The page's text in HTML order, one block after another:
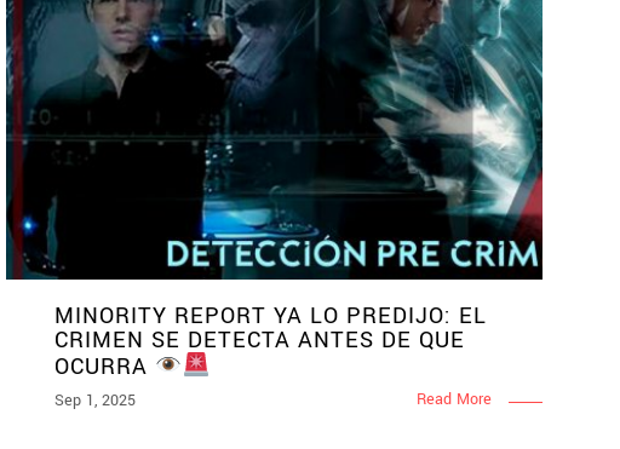
MINORITY REPORT YA LO PREDIJO: EL
CRIMEN SE DETECTA ANTES DE QUE
OCURRA
Sep 1, 2025 Read More